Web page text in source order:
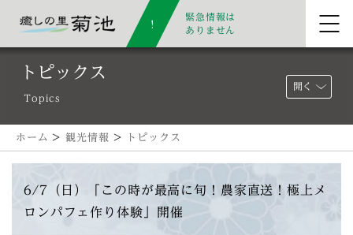
緊急情報は
ありません
トピックス
Topics
開く
ホーム >観光情報 > トピックス
6/7（日）「この時が最高に旬！農家直送！極上メ
ロンパフェ作り体験」開催